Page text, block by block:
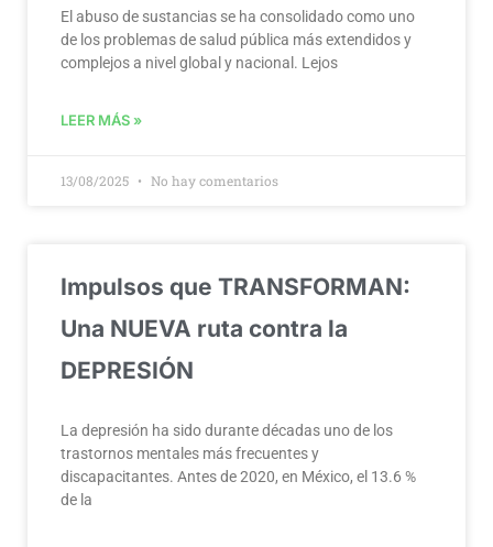
El abuso de sustancias se ha consolidado como uno
de los problemas de salud pública más extendidos y
complejos a nivel global y nacional. Lejos
LEER MÁS »
13/08/2025 No hay comentarios
Impulsos que TRANSFORMAN:
Una NUEVA ruta contra la
DEPRESIÓN
La depresión ha sido durante décadas uno de los
trastornos mentales más frecuentes y
discapacitantes. Antes de 2020, en México, el 13.6 %
de la